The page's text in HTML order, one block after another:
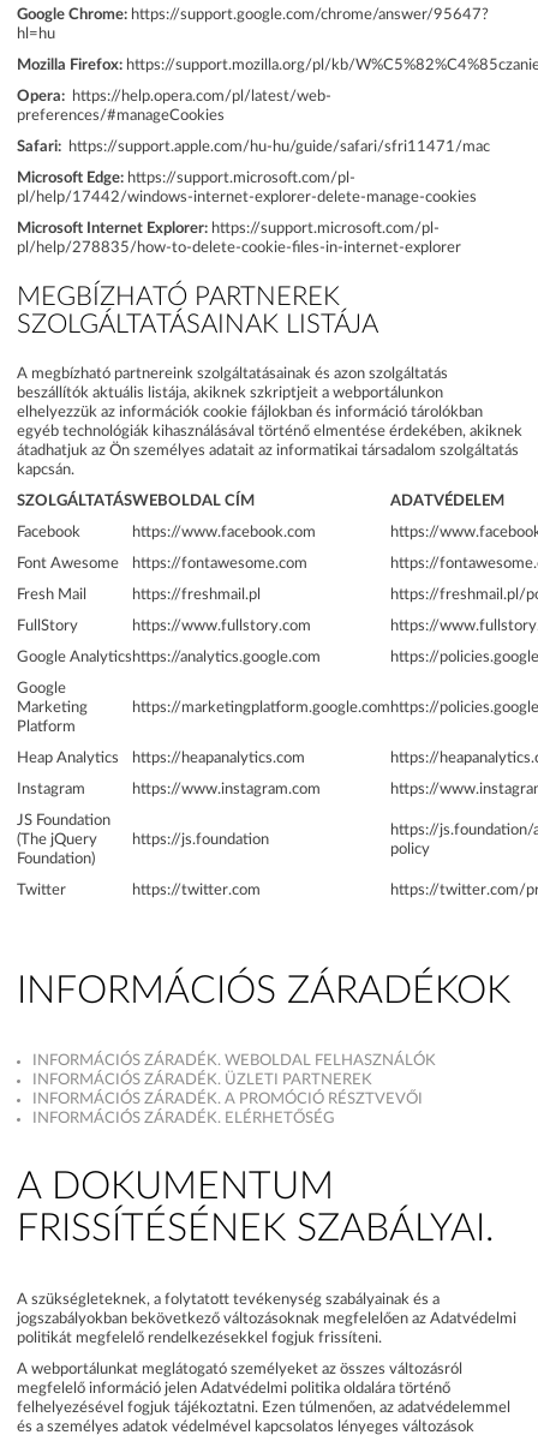
Google Chrome: https://support.google.com/chrome/answer/95647?
hl=hu
Mozilla Firefox: https://support.mozilla.org/pl/kb/
Opera:
https://help.opera.com/pl/latest/web-
preferences/#manageCookies
Safari: https://support.apple.com/hu-hu/guide/safari/sfri11471/mac
Microsoft Edge:https://support.microsoft.com/pl-
pl/help/17442/windows-internet-explorer-delete-manage-cookies
Microsoft Internet Explorer:https://support.microsoft.com/pl-
pl/help/278835/how-to-delete-cookie-files-in-internet-explorer
MEGBÍZHATÓ PARTNEREK
SZOLGÁLTATÁSAINAK LISTÁJA
A megbízható partnereink szolgáltatásainak és azon szolgáltatás
beszállítók aktuális listája, akiknek szkriptjeit a webportálunkon
elhelyezzük az információk cookie fájlokban és információ tárolókban
egyéb technológiák kihasználásával történő elmentése érdekében, akiknek
átadhatjuk az Ön személyes adatait az informatikai társadalom szolgáltatás
kapcsán.
SZOLGÁLTATÁSWEBOLDAL CÍM ADATVÉDELEM
Facebook https://www.facebook.com https://
Font Awesome https://fontawesome.com https://
Fresh Mail https://freshmail.pl https://freshmail.pl/
FullStory https://www.fullstory.com https://
Google Analytics https://analytics.google.com https://
Google
Marketing
Platform
https://marketingplatform.google.com https://
Heap Analytics https://heapanalytics.com https://
Instagram https://www.instagram.com https://
JS Foundation
(The jQuery
Foundation)
https://js.foundation
https://
policy
Twitter https://twitter.com https://twitter.com/
INFORMÁCIÓS ZÁRADÉKOK
INFORMÁCIÓS ZÁRADÉK. WEBOLDAL FELHASZNÁLÓK
INFORMÁCIÓS ZÁRADÉK. ÜZLETI PARTNEREK
INFORMÁCIÓS ZÁRADÉK. A PROMÓCIÓ RÉSZTVEVŐI
INFORMÁCIÓS ZÁRADÉK. ELÉRHETŐSÉG
A DOKUMENTUM
FRISSÍTÉSÉNEK SZABÁLYAI.
A szükségleteknek, a folytatott tevékenység szabályainak és a
jogszabályokban bekövetkező változásoknak megfelelően az Adatvédelmi
politikát megfelelő rendelkezésekkel fogjuk frissíteni.
A webportálunkat meglátogató személyeket az összes változásról
megfelelő információ jelen Adatvédelmi politika oldalára történő
felhelyezésével fogjuk tájékoztatni. Ezen túlmenően, az adatvédelemmel
és a személyes adatok védelmével kapcsolatos lényeges változások